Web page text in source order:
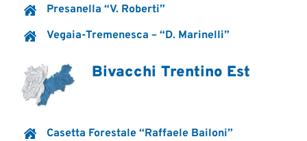
Presanella “V. Roberti”
Vegaia-Tremenesca – “D. Marinelli”
Bivacchi Trentino Est
Casetta Forestale “Raffaele Bailoni”